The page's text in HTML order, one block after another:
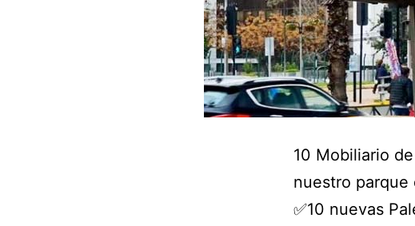
10 Mobiliario
nuestro parque
✅10 nuevas